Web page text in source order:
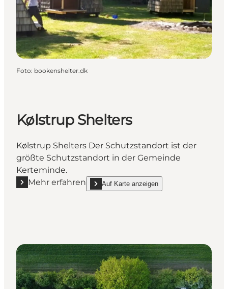
Foto: bookenshelter.dk
Kølstrup Shelters
Kølstrup Shelters Der Schutzstandort ist der
größte Schutzstandort in der Gemeinde
Kerteminde.
Mehr erfahren
Mehr erfahren "Kølstrup Shelters"
Auf Karte anzeigen
show Kølstrup Shelters on_map